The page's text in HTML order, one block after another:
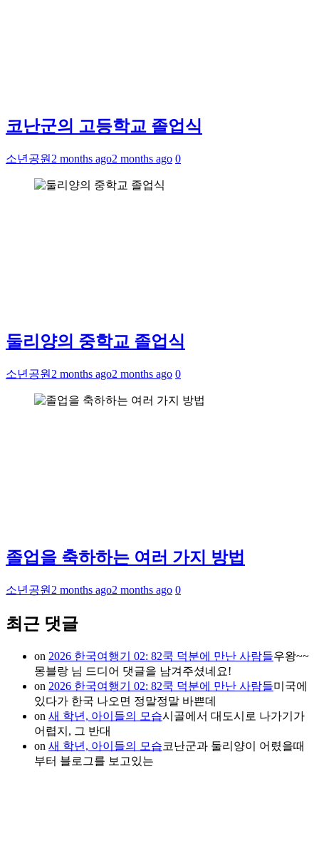
코난군의 고등학교 졸업식
소년공원 2 months ago2 months ago 0
둘리양의 중학교 졸업식
소년공원 2 months ago2 months ago 0
졸업을 축하하는 여러 가지 방법
소년공원 2 months ago2 months ago 0
최근 댓글
on 2026 한국여행기 02: 82쿡 덕분에 만난 사람들우왕~~
몽블랑 님 드디어 댓글을 남겨주셨네요!
on 2026 한국여행기 02: 82쿡 덕분에 만난 사람들미국에
있다가 한국 나오면 정말정말 바쁜데
on 새 학년, 아이들의 모습시골에서 대도시로 나가기가
어렵지, 그 반대
on 새 학년, 아이들의 모습코난군과 둘리양이 어렸을때
부터 블로그를 보고있는